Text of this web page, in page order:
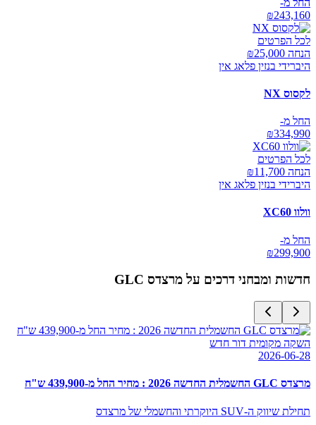
₪243,160
לכל הפרטים
הנחה ₪ 25,000
היברידי בנזין פלאג אין
לקסוס NX
החל מ-
₪334,990
לכל הפרטים
הנחה ₪ 11,700
היברידי בנזין פלאג אין
וולוו XC60
החל מ-
₪299,900
חדשות ומבחני דרכים על מרצדס GLC
השקה מקומית דור חדש
2026-06-28
מרצדס GLC החשמלית החדשה 2026 : מחיר החל מ-439,900 ש"ח
תחילת שיווק ה-SUV היוקרתי והחשמלי של מרצדס